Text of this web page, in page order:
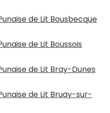
de Lit Bousbecque
de Lit Boussois
de Lit Bray-Dunes
de Lit Bruay-sur-